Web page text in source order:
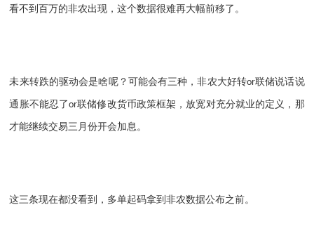
看不到百万的非农出现，这个数据很难再大幅前移了。
未来转跌的驱动会是啥呢？可能会有三种，非农大好转or联储说话说
通胀不能忍了or联储修改货币政策框架，放宽对充分就业的定义，那
才能继续交易三月份开会加息。
这三条现在都没看到，多单起码拿到非农数据公布之前。